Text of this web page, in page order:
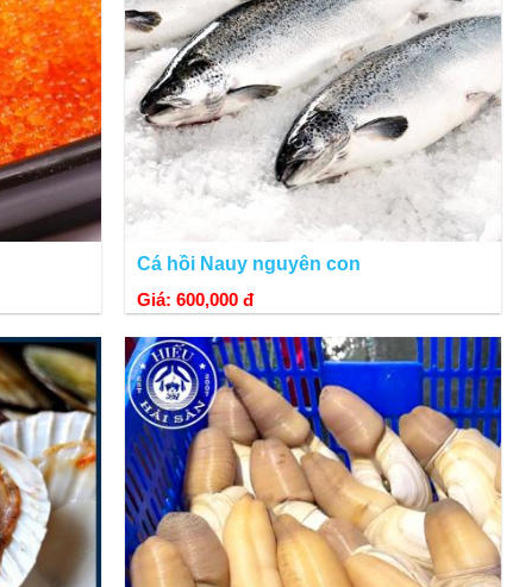
Cá hồi Nauy nguyên con
Giá: 600,000 đ